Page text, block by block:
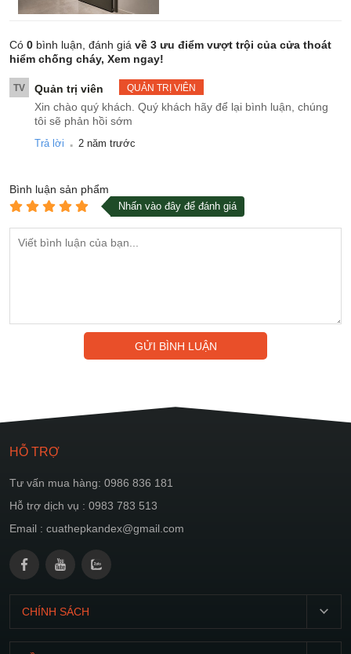
Có 0 bình luận, đánh giá về 3 ưu điểm vượt trội của cửa thoát
hiểm chống cháy, Xem ngay!
TV Quản trị viên QUẢN TRỊ VIÊN
Xin chào quý khách. Quý khách hãy để lại bình luận, chúng
tôi sẽ phản hồi sớm
Trả lời . 2 năm trước
Bình luận sản phẩm
Nhấn vào đây để đánh giá
GỬI BÌNH LUẬN
HỖ TRỢ
Tư vấn mua hàng: 0986 836 181
Hỗ trợ dịch vụ : 0983 783 513
Email : cuathepkandex@gmail.com
CHÍNH SÁCH